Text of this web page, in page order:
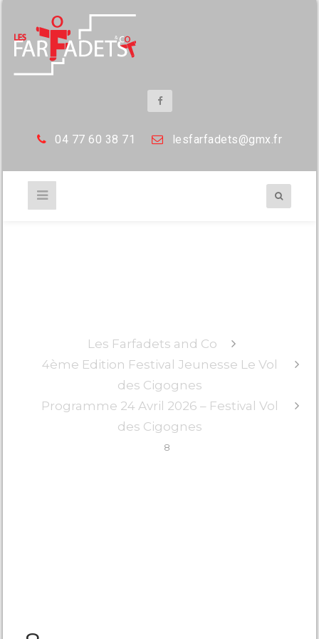
04 77 60 38 71 lesfarfadets@gmx.fr
Les Farfadets and Co
4ème Edition Festival Jeunesse Le Vol
des Cigognes
Programme 24 Avril 2026 – Festival Vol
des Cigognes
8